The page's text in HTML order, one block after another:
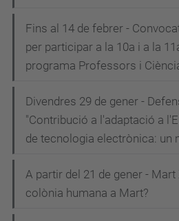
Fins al 14 de febrer -
per participar a la 10a i a la
programa Professors i
Divendres 29 de gener -
"Contribució a l'adaptació a
de tecnologia electrònica: un
A partir del 21 de gener -
colònia humana a Mart?